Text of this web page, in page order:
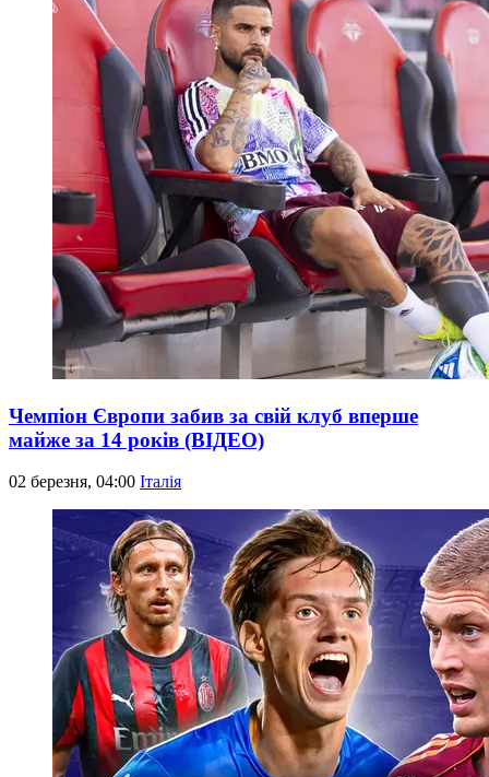
Чемпіон Європи забив за свій клуб вперше
майже за 14 років (ВІДЕО)
02 березня, 04:00 Італія